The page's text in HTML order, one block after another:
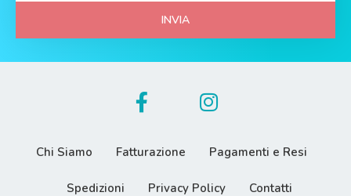
INVIA
Chi Siamo Fatturazione Pagamenti e Resi
Spedizioni Privacy Policy Contatti